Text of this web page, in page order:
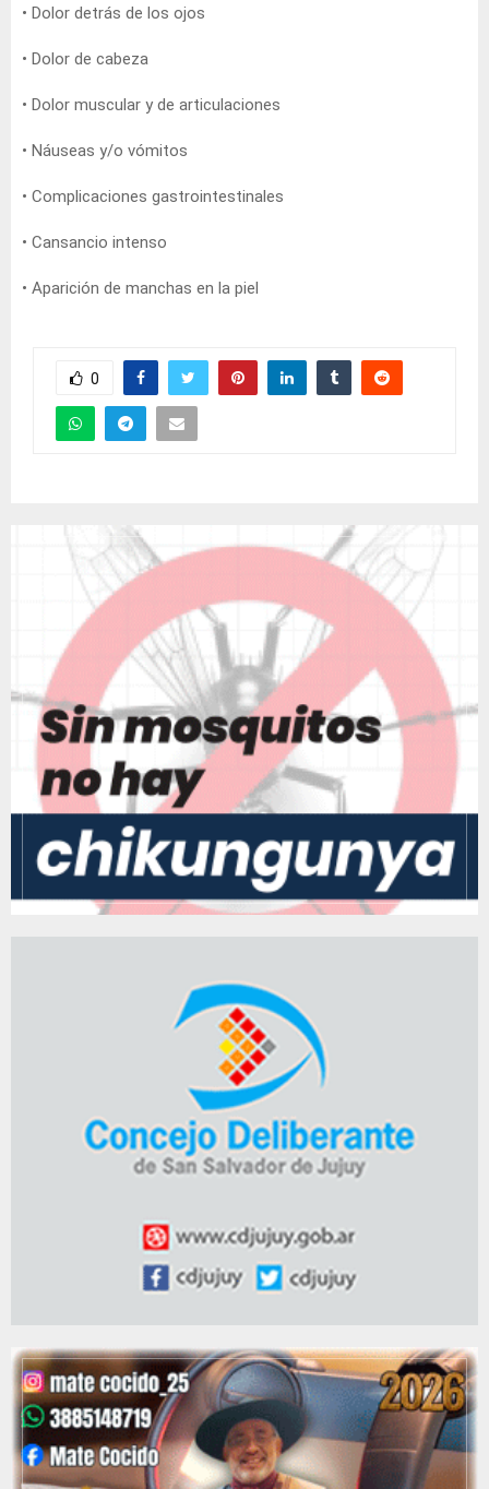
• Dolor detrás de los ojos
• Dolor de cabeza
• Dolor muscular y de articulaciones
• Náuseas y/o vómitos
• Complicaciones gastrointestinales
• Cansancio intenso
• Aparición de manchas en la piel
0